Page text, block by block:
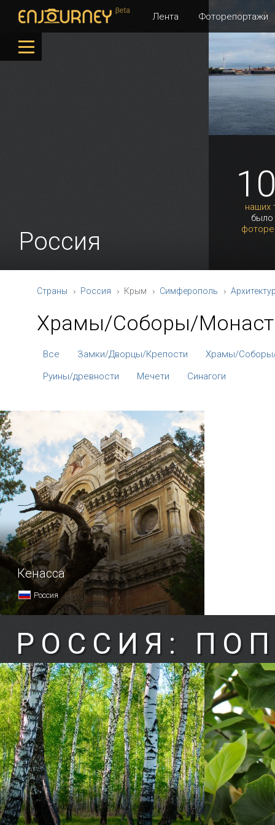
Лента Фоторепортажи
наших
было
Россия
Страны Россия Крым Симферополь
Храмы/Соборы/
Все Замки/Дворцы/Крепости
Храмы/
Руины/древности
Мечети Синагоги
Кенасса
Россия
РОССИЯ: